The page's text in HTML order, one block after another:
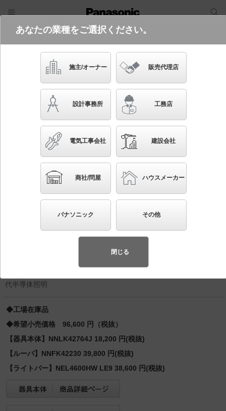
電気・建築設備（ビジネス）
フリーワード
品番・キーワード
かんたん照度計算
NNLK42764J+NNFK42230+N
EL4600HW LE9
(高効率OAコンフォート（アルミルー
バ）CLASSⅢ・フリーコンフォートタ
イプ・省エネタイプ・6900 lmタイ
プ・白色)
起動方式違いの商品を見る
ンフォート Hf蛍光灯32形高出力型2灯器具相当 Hf32
（長寿命・省電力のLEDを主照明にした、高品
代半導体照明
◆工場在庫品
◆希望小売価格 96,600 円（税抜）
【器具本体】NNLK42764J 18,200 円(税抜)
【ルーバ】NNFK42230 39,800 円(税抜)
【ライトバー】NEL4600HW LE9 38,600 円(税抜)
あなたの業種をご選択ください。
施主/オーナー 販売代理店
設計事務所 工務店
電気工事会社 建設会社
商社/問屋 ハウスメーカー
パナソニック その他
閉じる